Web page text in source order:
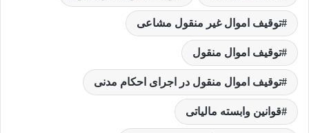
توقیف اموال غیر منقول مشاعی
توقیف اموال منقول
توقیف اموال منقول در اجرای احکام مدنی
قوانین وابسته مالیاتی